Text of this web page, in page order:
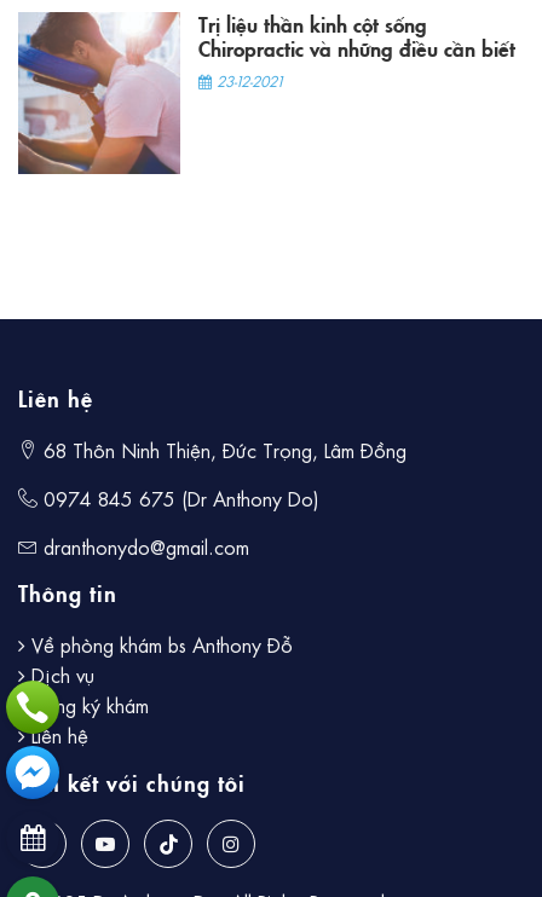
Trị liệu thần kinh cột sống
Chiropractic và những điều cần biết
23-12-2021
Liên hệ
68 Thôn Ninh Thiện, Đức Trọng, Lâm Đồng
0974 845 675 (Dr Anthony Do)
dranthonydo@gmail.com
Thông tin
Về phòng khám bs Anthony Đỗ
Dịch vụ
Đăng ký khám
Liên hệ
Liên kết với chúng tôi